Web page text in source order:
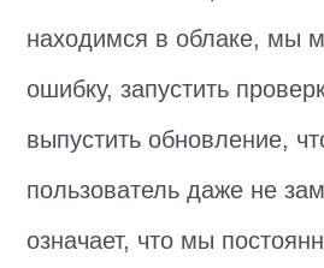
находимся в облаке, мы
ошибку, запустить
выпустить обновление,
пользователь даже не
означает, что мы